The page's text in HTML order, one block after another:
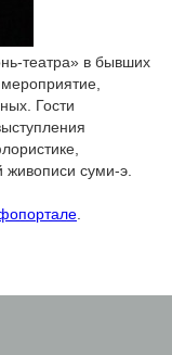
театра» в бывших
Гости
живописи суми-э.